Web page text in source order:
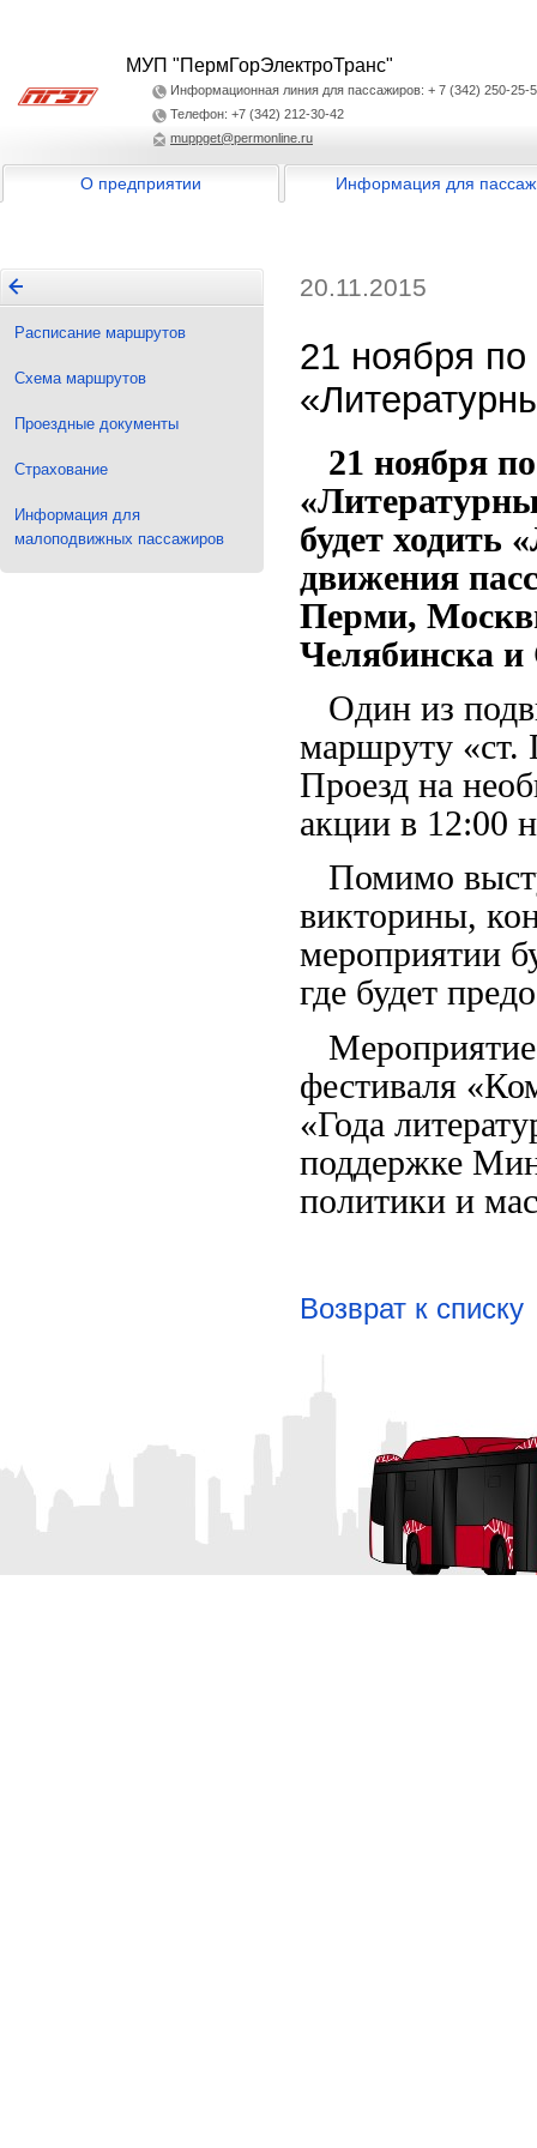
МУП "ПермГорЭлектроТранс"
Информационная линия для пассажиров: + 7 (342) 250-25-
Телефон: +7 (342) 212-30-42
muppget@permonline.ru
О предприятии Информация для
Расписание маршрутов
Схема маршрутов
Проездные документы
Страхование
Информация для
малоподвижных пассажиров
20.11.2015
21 ноября по
21 ноября
будет ходить
движения
Перми,
Челябинска
Один из
маршруту
Проезд на
акции в 12:00
Помимо
викторины,
мероприятии
где будет
Мероприятие
фестиваля
«Года
поддержке
политики и
Возврат к списку